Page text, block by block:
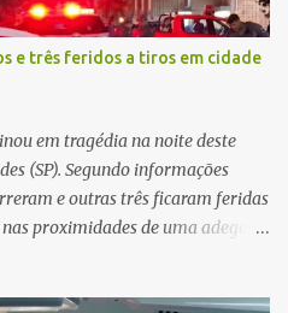
lo pelo computador para
Após realizar o
ficou bloqueada por algumas
a vítima tentou
gerente, mas não obteve
e três feridos a tiros em cidade
em tragédia na noite deste
(SP). Segundo informações
e outras três ficaram feridas
proximidades de uma adega. O